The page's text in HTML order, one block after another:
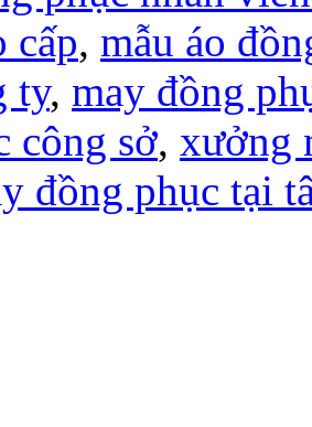
cấp, mẫu áo
ty, may đồng
công sở, xưởng
đồng phục tại